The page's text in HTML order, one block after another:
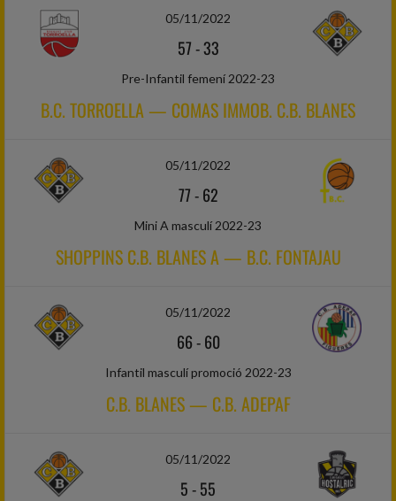
05/11/2022
57-33
Pre-Infantil femení 2022-23
B.C. TORROELLA — COMAS IMMOB. C.B. BLANES
05/11/2022
77-62
Mini A masculí 2022-23
SHOPPINS C.B. BLANES A — B.C. FONTAJAU
05/11/2022
66-60
Infantil masculí promoció 2022-23
C.B. BLANES — C.B. ADEPAF
05/11/2022
5-55